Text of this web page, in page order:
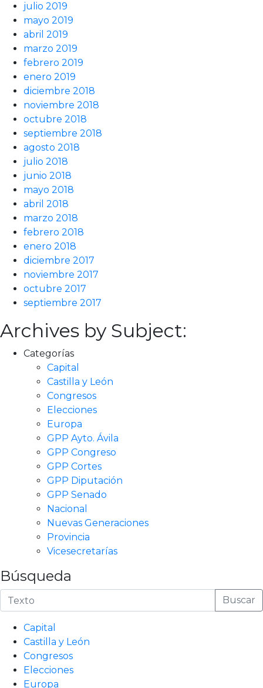
julio 2019
mayo 2019
abril 2019
marzo 2019
febrero 2019
enero 2019
diciembre 2018
noviembre 2018
octubre 2018
septiembre 2018
agosto 2018
julio 2018
junio 2018
mayo 2018
abril 2018
marzo 2018
febrero 2018
enero 2018
diciembre 2017
noviembre 2017
octubre 2017
septiembre 2017
Archives by Subject:
Categorías
Capital
Castilla y León
Congresos
Elecciones
Europa
GPP Ayto. Ávila
GPP Congreso
GPP Cortes
GPP Diputación
GPP Senado
Nacional
Nuevas Generaciones
Provincia
Vicesecretarías
Búsqueda
Buscar
Capital
Castilla y León
Congresos
Elecciones
Europa